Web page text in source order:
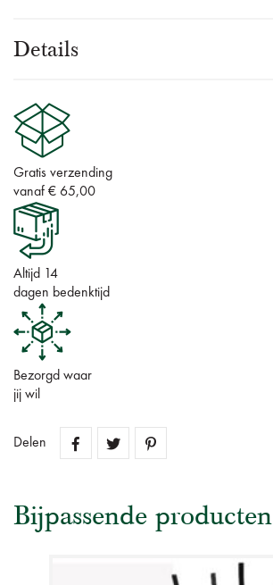
Details
Gratis verzending
vanaf € 65,00
Altijd 14
dagen bedenktijd
Bezorgd waar
jij wil
Delen
Bijpassende producten